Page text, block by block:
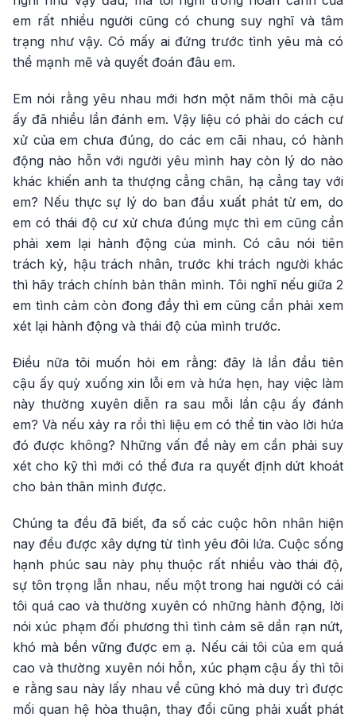
em rất nhiều người cũng có chung suy nghĩ và tâm
trạng như vậy. Có mấy ai đứng trước tình yêu mà có
thể mạnh mẽ và quyết đoán đâu em.
Em nói rằng yêu nhau mới hơn một năm thôi mà cậu
ấy đã nhiều lần đánh em. Vậy liệu có phải do cách cư
xử của em chưa đúng, do các em cãi nhau, có hành
động nào hỗn với người yêu mình hay còn lý do nào
khác khiến anh ta thượng cẳng chân, hạ cẳng tay với
em? Nếu thực sự lý do ban đầu xuất phát từ em, do
em có thái độ cư xử chưa đúng mực thì em cũng cần
phải xem lại hành động của mình. Có câu nói tiên
trách kỷ, hậu trách nhân, trước khi trách người khác
thì hãy trách chính bản thân mình. Tôi nghĩ nếu giữa 2
em tình cảm còn đong đầy thì em cũng cần phải xem
xét lại hành động và thái độ của mình trước.
Điều nữa tôi muốn hỏi em rằng: đây là lần đầu tiên
cậu ấy quỳ xuống xin lỗi em và hứa hẹn, hay việc làm
này thường xuyên diễn ra sau mỗi lần cậu ấy đánh
em? Và nếu xảy ra rồi thì liệu em có thể tin vào lời hứa
đó được không? Những vấn đề này em cần phải suy
xét cho kỹ thì mới có thể đưa ra quyết định dứt khoát
cho bản thân mình được.
Chúng ta đều đã biết, đa số các cuộc hôn nhân hiện
nay đều được xây dựng từ tình yêu đôi lứa. Cuộc sống
hạnh phúc sau này phụ thuộc rất nhiều vào thái độ,
sự tôn trọng lẫn nhau, nếu một trong hai người có cái
tôi quá cao và thường xuyên có những hành động, lời
nói xúc phạm đối phương thì tình cảm sẽ dần rạn nứt,
khó mà bền vững được em ạ. Nếu cái tôi của em quá
cao và thường xuyên nói hỗn, xúc phạm cậu ấy thì tôi
e rằng sau này lấy nhau về cũng khó mà duy trì được
mối quan hệ hòa thuận, thay đổi cũng phải xuất phát